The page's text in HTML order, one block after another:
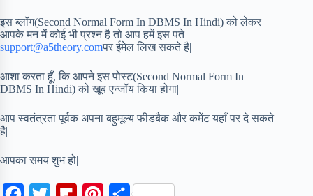
इस ब्लॉग(Second Normal Form In DBMS In Hindi) को लेकर
आपके मन में कोई भी प्रश्न है तो आप हमें इस पते
support@a5theory.comपर ईमेल लिख सकते है|
आशा करता हूँ, कि आपने इस पोस्ट(Second Normal Form In
DBMS In Hindi) को खूब एन्जॉय किया होगा|
आप स्वतंत्रता पूर्वक अपना बहुमूल्य फीडबैक और कमेंट यहाँ पर दे सकते
है|
आपका समय शुभ हो|